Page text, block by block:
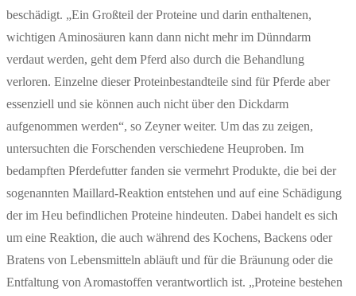
beschädigt. „Ein Großteil der Proteine und darin enthaltenen,
wichtigen Aminosäuren kann dann nicht mehr im Dünndarm
verdaut werden, geht dem Pferd also durch die Behandlung
verloren. Einzelne dieser Proteinbestandteile sind für Pferde aber
essenziell und sie können auch nicht über den Dickdarm
aufgenommen werden“, so Zeyner weiter. Um das zu zeigen,
untersuchten die Forschenden verschiedene Heuproben. Im
bedampften Pferdefutter fanden sie vermehrt Produkte, die bei der
sogenannten Maillard-Reaktion entstehen und auf eine Schädigung
der im Heu befindlichen Proteine hindeuten. Dabei handelt es sich
um eine Reaktion, die auch während des Kochens, Backens oder
Bratens von Lebensmitteln abläuft und für die Bräunung oder die
Entfaltung von Aromastoffen verantwortlich ist. „Proteine bestehen